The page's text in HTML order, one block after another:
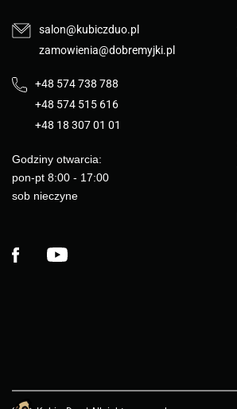
salon@kubiczduo.pl
zamowienia@dobremyjki.pl
+48 574 738 788
+48 574 515 616
+48 18 307 01 01
Godziny otwarcia:
pon-pt 8:00 - 17:00
sob nieczyne
Facebook